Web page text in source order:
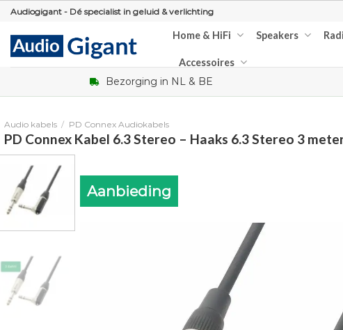
Skip
content
Audiogigant - Dé specialist in geluid & verlichting
Home & HiFi Speakers
Accessoires
Bezorging in NL & BE
Audio kabels / PD Connex Audiokabels
PD Connex Kabel 6.3 Stereo – Haaks 6.3 Stereo 3
Aanbieding